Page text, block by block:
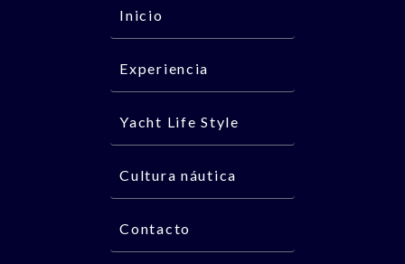
Inicio
Experiencia
Yacht Life Style
Cultura náutica
Contacto